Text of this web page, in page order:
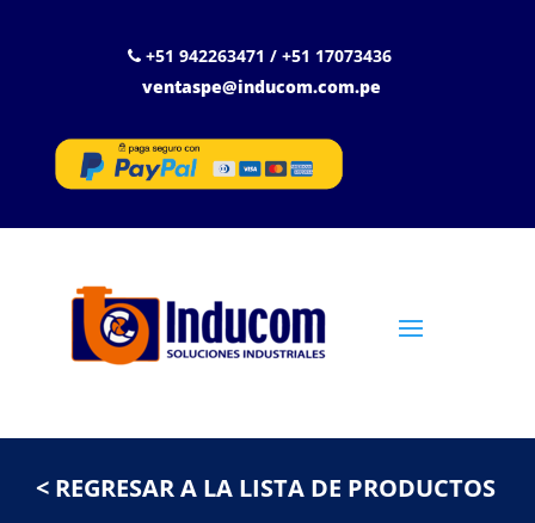
+51 942263471 / +51 17073436
ventaspe@inducom.com.pe
< REGRESAR A LA LISTA DE PRODUCTOS